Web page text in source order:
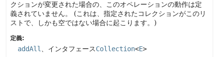
クションが変更された場合の、このオペレーションの動作は定
義されていません。
(これは、指定されたコレクションがこのリ
ストで、しかも空ではない場合に起こります。)
定義:
addAll 、インタフェースCollection<E>